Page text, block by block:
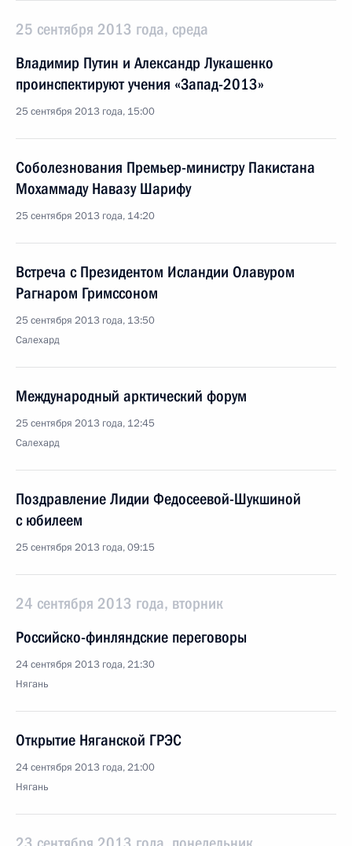
25 сентября 2013 года, среда
Владимир Путин и Александр Лукашенко
проинспектируют учения «Запад-2013»
25 сентября 2013 года, 15:00
Соболезнования Премьер-министру Пакистана
Мохаммаду Навазу Шарифу
25 сентября 2013 года, 14:20
Встреча с Президентом Исландии Олавуром
Рагнаром Гримссоном
25 сентября 2013 года, 13:50
Салехард
Международный арктический форум
25 сентября 2013 года, 12:45
Салехард
Поздравление Лидии Федосеевой-Шукшиной
с юбилеем
25 сентября 2013 года, 09:15
24 сентября 2013 года, вторник
Российско-финляндские переговоры
24 сентября 2013 года, 21:30
Нягань
Открытие Няганской ГРЭС
24 сентября 2013 года, 21:00
Нягань